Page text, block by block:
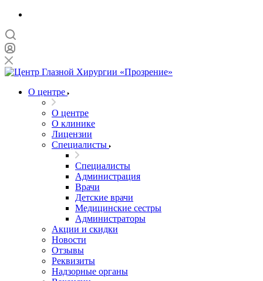
О центре
О центре
О клинике
Лицензии
Специалисты
Специалисты
Администрация
Врачи
Детские врачи
Медицинские сестры
Администраторы
Акции и скидки
Новости
Отзывы
Реквизиты
Надзорные органы